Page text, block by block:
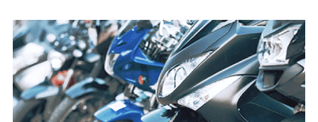
3.セミナー募集サイトから取得した個人情報
各種セミナーの案内、開催のため
上記に係る連絡・手続き・管理等付帯業務を行うため
4.家族・友達紹介にて取得した個人情報
被紹介者への連絡、及び当社と取引のあるもしくは委託を受